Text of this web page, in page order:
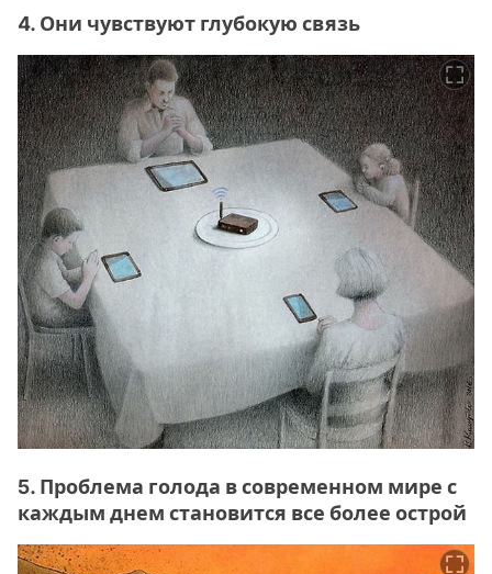
4. Они чувствуют глубокую связь
5. Проблема голода в современном мире с
каждым днем становится все более острой